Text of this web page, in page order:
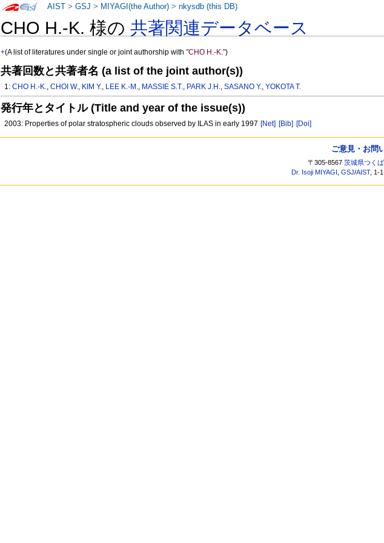
CHO H.-K. 様の共著関連データベース
+(A list of literatures under single or joint authorship with"CHO H.-K.")
共著回数と共著者名 (a list of the joint author(s))
1:CHO H.-K.,CHOI W., KIM Y., LEE K.-M., MASSIE S.T., PARK J.H.,SASANO Y.,YOKOTA T.
発行年とタイトル (Title and year of the issue(s))
2003: Properties of polar stratospheric clouds observed by ILAS in early 1997 [Net] [Bib] [Doi]
AIST >GSJ > MIYAGI(the Author) >nkysdb (this DB)
ご意見・お問
〒305-8567茨城県つく
Dr. Isoji MIYAGI ,GSJ/AIST, 1-